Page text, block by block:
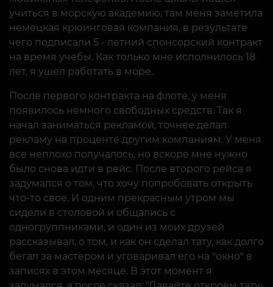
немецкая крюинговая компания, в результате
чего подписали 5 - летний спонсорский контракт
на время учебы. Как только мне исполнилось 18
лет, я ушел работать в море.
После первого контракта на флоте, у меня
появилось немного свободных средств. Так я
начал заниматься рекламой, точнее делал
рекламу на проценте другим компаниям. У меня
все неплохо получалось, но вскоре мне нужно
было снова идти в рейс. После второго рейса я
задумался о том, что хочу попробовать открыть
что-то свое. И одним прекрасным утром мы
сидели в столовой и общались с
одногруппниками, и один из моих друзей
рассказывал, о том, и как он сделал тату, как долго
бегал за мастером и уговаривал его на "окно" в
записях в этом месяце. В этот момент я
задумался, а после сказал: "Давайте откроем тату-
студию в Херсоне". В этот же день я начал